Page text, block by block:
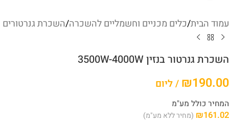
עמוד הבית/כלים מכניים וחשמליים להשכרה/השכרת גנרטורים
השכרת גנרטור בנזין 3500W-4000W
₪190.00 / ליום
המחיר כולל מע"מ
₪161.02 (מחיר ללא מע"מ)